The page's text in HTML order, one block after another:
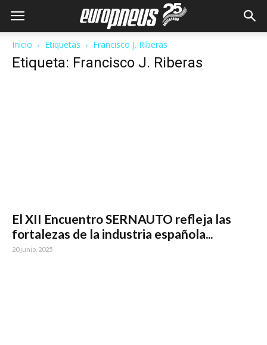
Inicio Etiquetas Francisco J. Riberas
Etiqueta: Francisco J. Riberas
El XII Encuentro SERNAUTO refleja las
fortalezas de la industria española...
20 junio, 2025